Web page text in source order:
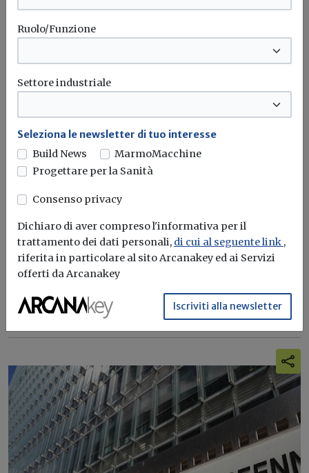
per crescere in Germania e in Brasile
Redazione Build News
La tedesca Kirson e la brasiliana TekBond entrano nel
portafoglio di Saint-Gobain
Saint-gobain Germania
Ruolo/Funzione
Settore industriale
Seleziona le newsletter di tuo interesse
Build News
MarmoMacchine
Progettare per la Sanità
Consenso privacy
Dichiaro di aver compreso l'informativa per il
trattamento dei dati personali, di cui al seguente link ,
riferita in particolare al sito Arcanakey ed ai Servizi
offerti da Arcanakey
Iscriviti alla newsletter